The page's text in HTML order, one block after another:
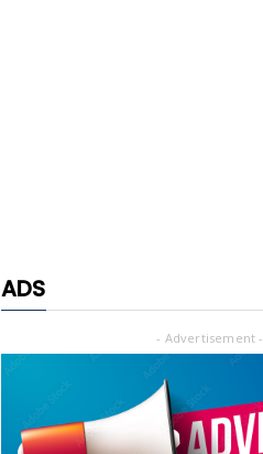
ADS
- Advertisement -